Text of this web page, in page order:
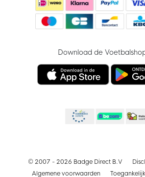
Download de
© 2007 - 2026 Badge Direct B.V
Algemene voorwaarden